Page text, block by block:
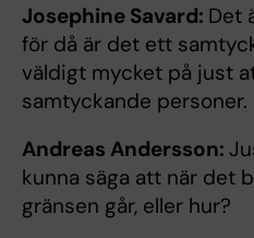
Josephine Savard: Det
för då är det ett
väldigt mycket på just
samtyckande personer.
Andreas Andersson:
kunna säga att när det
gränsen går, eller hur?